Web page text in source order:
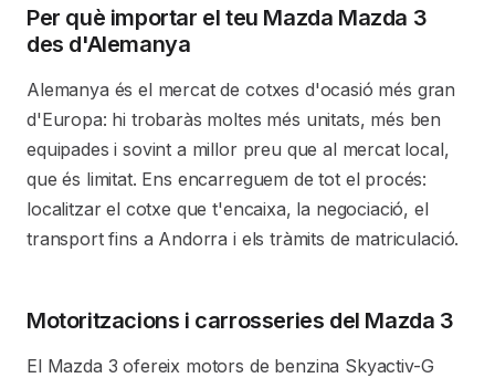
Per què importar el teu Mazda Mazda 3
des d'Alemanya
Alemanya és el mercat de cotxes d'ocasió més gran
d'Europa: hi trobaràs moltes més unitats, més ben
equipades i sovint a millor preu que al mercat local,
que és limitat. Ens encarreguem de tot el procés:
localitzar el cotxe que t'encaixa, la negociació, el
transport fins a Andorra i els tràmits de matriculació.
Motoritzacions i carrosseries del Mazda 3
El Mazda 3 ofereix motors de benzina Skyactiv-G